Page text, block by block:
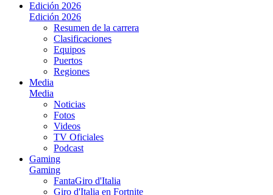
Edición 2026
Edición 2026
Resumen de la carrera
Clasificaciones
Equipos
Puertos
Regiones
Media
Media
Noticias
Fotos
Videos
TV Oficiales
Podcast
Gaming
Gaming
FantaGiro d'Italia
Giro d'Italia en Fortnite